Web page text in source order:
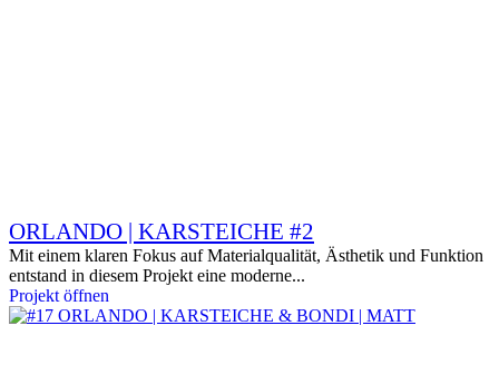
ORLANDO | KARSTEICHE #2
Mit einem klaren Fokus auf Materialqualität, Ästhetik und Funktion
entstand in diesem Projekt eine moderne...
Projekt öffnen